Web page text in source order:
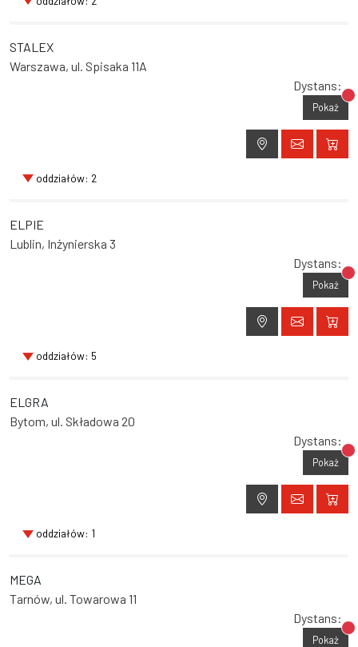
STALEX
Warszawa, ul. Spisaka 11A
Dystans:
Pokaż
oddziałów: 2
ELPIE
Lublin, Inżynierska 3
Dystans:
Pokaż
oddziałów: 5
ELGRA
Bytom, ul. Składowa 20
Dystans:
Pokaż
oddziałów: 1
MEGA
Tarnów, ul. Towarowa 11
Dystans:
Pokaż